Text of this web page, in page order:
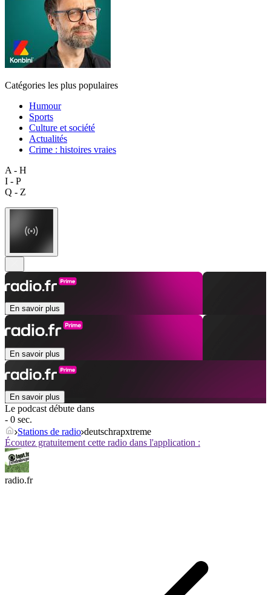
Catégories les plus populaires
Humour
Sports
Culture et société
Actualités
Crime : histoires vraies
A - H
I - P
Q - Z
En savoir plus
En savoir plus
En savoir plus
Le podcast débute dans
- 0 sec.
Stations de radio deutschrapxtreme
Écoutez gratuitement cette radio dans l'application :
radio.fr